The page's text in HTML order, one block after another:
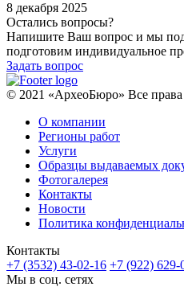
8 декабря 2025
Остались вопросы?
Напишите Ваш вопрос и мы
подготовим индивидуальное
Задать вопрос
© 2021 «АрхеоБюро» Все
О компании
Регионы работ
Услуги
Образцы выдаваемых
Фотогалерея
Контакты
Новости
Политика
Контакты
+7 (3532) 43-02-16 +7 (922) 629-
Мы в соц. сетях